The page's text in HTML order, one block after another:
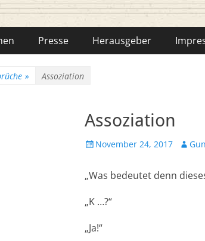
Huschka-Bähr
Presse Herausgeber
» Assoziation
Assoziation
Veröffentlicht
November 24, 2017 Autor
„Was bedeutet denn
„K …?“
„Ja!“